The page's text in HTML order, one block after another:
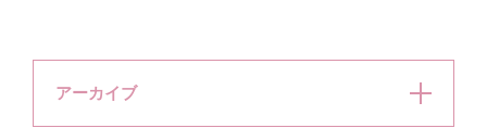
アーカイブ